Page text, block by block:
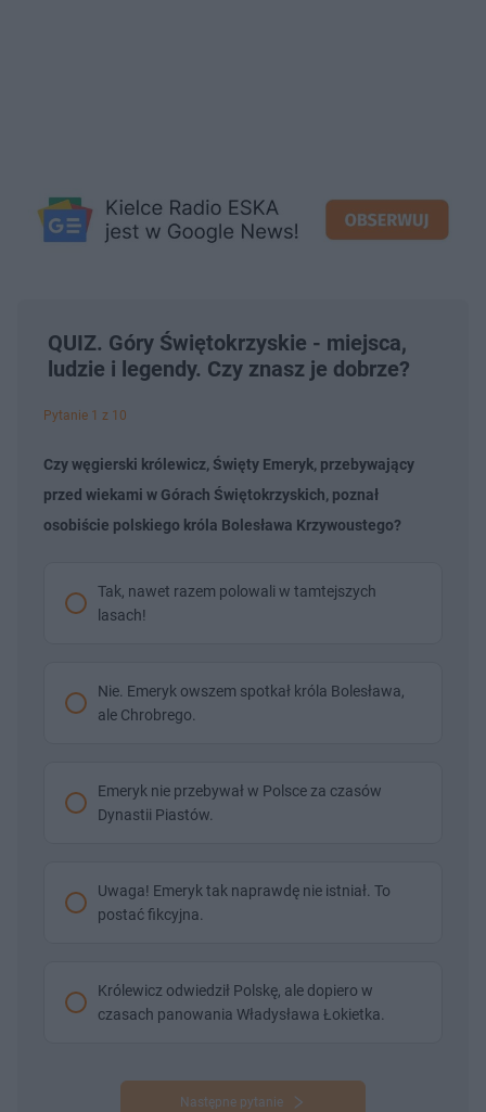
QUIZ. Góry Świętokrzyskie - miejsca,
ludzie i legendy. Czy znasz je dobrze?
Pytanie 1 z 10
Czy węgierski królewicz, Święty Emeryk, przebywający
przed wiekami w Górach Świętokrzyskich, poznał
osobiście polskiego króla Bolesława Krzywoustego?
Tak, nawet razem polowali w tamtejszych
lasach!
Nie. Emeryk owszem spotkał króla Bolesława,
ale Chrobrego.
Emeryk nie przebywał w Polsce za czasów
Dynastii Piastów.
Uwaga! Emeryk tak naprawdę nie istniał. To
postać fikcyjna.
Królewicz odwiedził Polskę, ale dopiero w
czasach panowania Władysława Łokietka.
Następne pytanie